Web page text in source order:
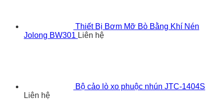
Thiết Bị Bơm Mỡ Bò Bằng Khí Nén
Jolong BW301 Liên hệ
Bộ cảo lò xo phuộc nhún JTC-1404S
Liên hệ